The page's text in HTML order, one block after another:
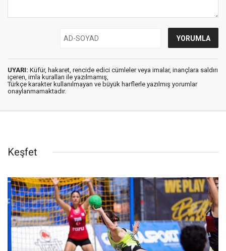
UYARI: Küfür, hakaret, rencide edici cümleler veya imalar, inançlara saldırı
içeren, imla kuralları ile yazılmamış,
Türkçe karakter kullanılmayan ve büyük harflerle yazılmış yorumlar
onaylanmamaktadır.
Keşfet